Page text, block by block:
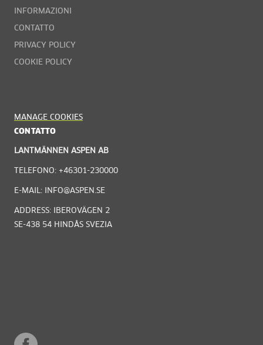
INFORMAZIONI
CONTATTO
PRIVACY POLICY
COOKIE POLICY
MANAGE COOKIES
CONTATTO
LANTMÄNNEN ASPEN AB
TELEFONO: +46301-230000
E-MAIL: INFO@ASPEN.SE
ADDRESS: IBEROVÄGEN 2
SE-438 54 HINDÅS SVEZIA